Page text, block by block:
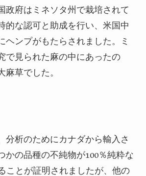
政府はミネソタ州で栽培されて
的な認可と助成を行い、米国中
ヘンプがもたらされました。ミ
で見られた麻の中にあったの
麻草でした。
分析のためにカナダから輸入さ
かの品種の不純物が100％純粋な
ことが証明されましたが、他の